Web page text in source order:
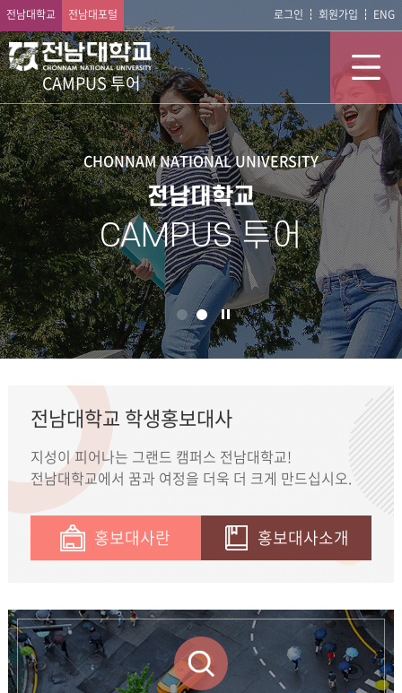
전남대학교 전남대포털 로그인 회원가입 ENG
CAMPUS 투어
CHONNAM NATIONAL UNIVERSITY
전남대학교
CAMPUS 투어
전남대학교 학생홍보대사
지성이 피어나는 그랜드 캠퍼스 전남대학교!
전남대학교에서 꿈과 여정을 더욱 더 크게 만드십시오.
홍보대사란 홍보대사소개